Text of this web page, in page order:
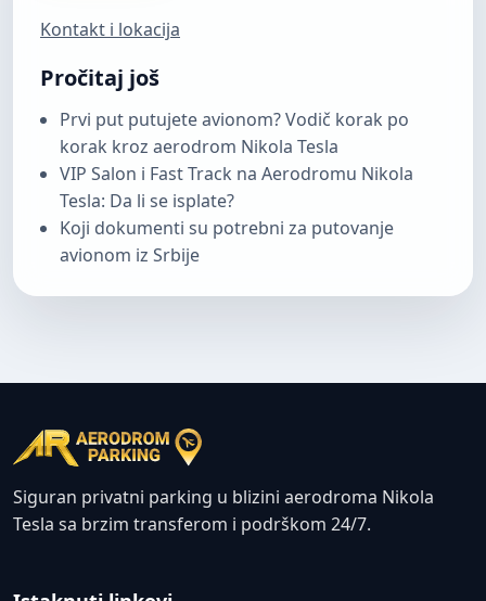
Kontakt i lokacija
Pročitaj još
Prvi put putujete avionom? Vodič korak po
korak kroz aerodrom Nikola Tesla
VIP Salon i Fast Track na Aerodromu Nikola
Tesla: Da li se isplate?
Koji dokumenti su potrebni za putovanje
avionom iz Srbije
Siguran privatni parking u blizini aerodroma Nikola
Tesla sa brzim transferom i podrškom 24/7.